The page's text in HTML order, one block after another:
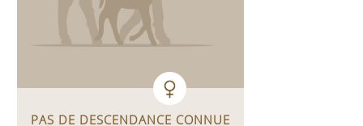
PAS DE DESCENDANCE CONNUE